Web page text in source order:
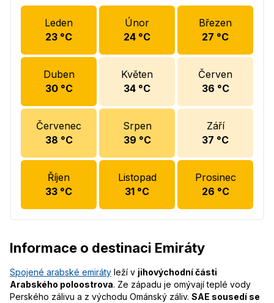
Leden
23 °C
Únor
24 °C
Březen
27 °C
Duben
30°C
Květen
34 °C
Červen
36 °C
Červenec
38 °C
Srpen
39 °C
Září
37 °C
Říjen
33 °C
Listopad
31 °C
Prosinec
26 °C
Informace o destinaci Emiráty
Spojené arabské emiráty leží v jihovýchodní části
Arabského poloostrova. Ze západu je omývají teplé vody
Perského zálivu a z východu Ománský záliv. SAE sousedí se